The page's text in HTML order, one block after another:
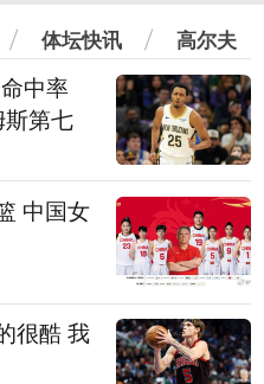
体坛快讯 高尔夫
中率
斯第七
中国女
很酷 我